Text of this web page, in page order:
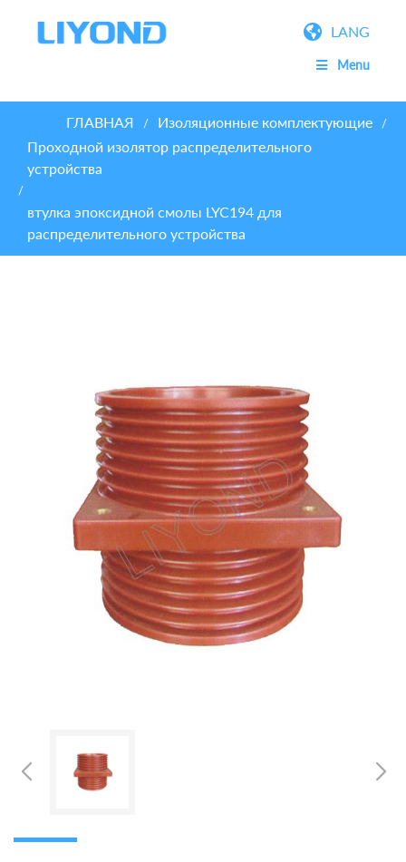
LANG
Menu
ГЛАВНАЯ / Изоляционные комплектующие /
Проходной изолятор распределительного
устройства
/
втулка эпоксидной смолы LYC194 для
распределительного устройства